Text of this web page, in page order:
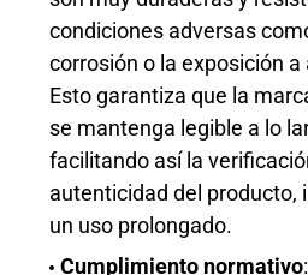
condiciones adversas
corrosión o la exposición
Esto garantiza que la
se mantenga legible a lo
facilitando así la
autenticidad del producto,
un uso prolongado.
Cumplimiento normativo